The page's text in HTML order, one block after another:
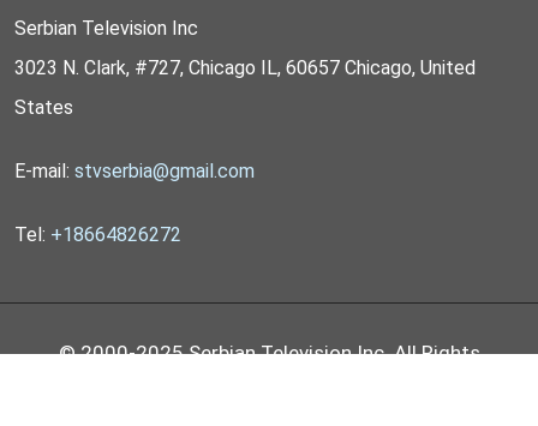
Serbian Television Inc
3023 N. Clark, #727, Chicago IL, 60657 Chicago, United
States
E-mail: stvserbia@gmail.com
Tel: +18664826272
© 2000-2025 Serbian Television Inc. All Rights